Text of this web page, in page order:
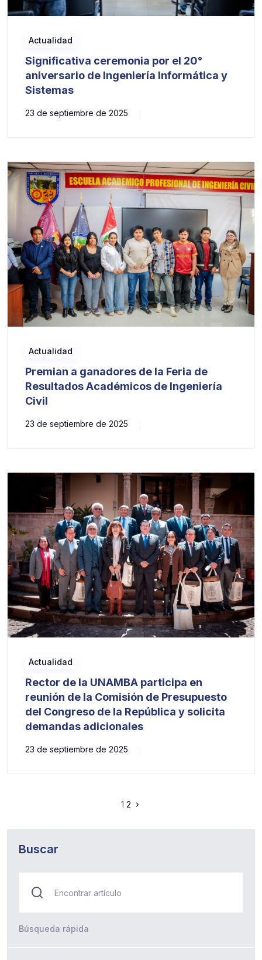
Actualidad
Significativa ceremonia por el 20°
aniversario de Ingeniería Informática y
Sistemas
23 de septiembre de 2025
Actualidad
Premian a ganadores de la Feria de
Resultados Académicos de Ingeniería
Civil
23 de septiembre de 2025
Actualidad
Rector de la UNAMBA participa en
reunión de la Comisión de Presupuesto
del Congreso de la República y solicita
demandas adicionales
23 de septiembre de 2025
1 2
Buscar
Búsqueda rápida